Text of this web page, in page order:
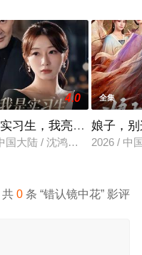
4.0
习生，我亮出老板身份
国大陆 / 沈鸿运＆刘亚倩
全集
娘子，
2026 / 中
共0 条 “错认镜中花” 影评